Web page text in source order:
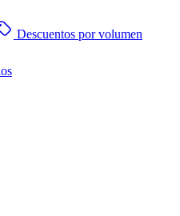
Descuentos por volumen